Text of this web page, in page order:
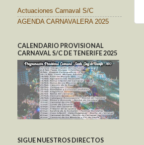
Actuaciones Carnaval S/C
AGENDA CARNAVALERA 2025
CALENDARIO PROVISIONAL
CARNAVAL S/C DE TENERIFE 2025
SIGUE NUESTROS DIRECTOS